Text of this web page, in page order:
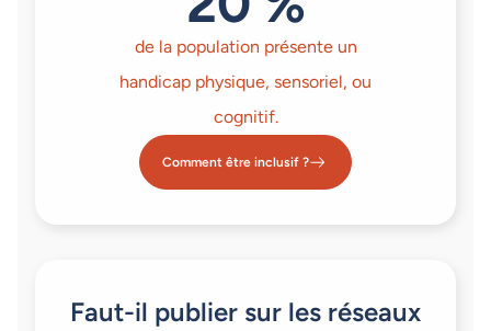
de la population présente un
handicap physique, sensoriel, ou
cognitif.
Comment être inclusif ?
Faut-il publier sur les réseaux